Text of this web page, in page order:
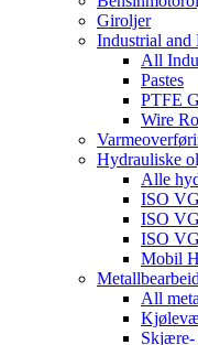
Giroljer
Industrial and
All
Pastes
PTFE
Wire
Hydrauliske
Alle
ISO
ISO
ISO
Mobil
All